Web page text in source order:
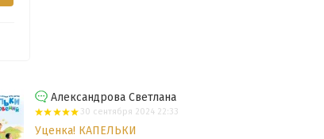
Александрова Светлана
30 сентября 2024 22:33
Уценка! КАПЕЛЬКИ